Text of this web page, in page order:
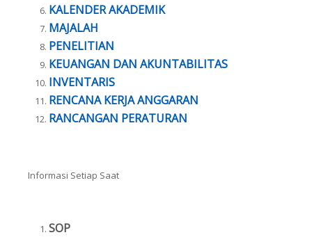
KALENDER AKADEMIK
MAJALAH
PENELITIAN
KEUANGAN DAN AKUNTABILITAS
INVENTARIS
RENCANA KERJA ANGGARAN
RANCANGAN PERATURAN
Informasi Setiap Saat
SOP